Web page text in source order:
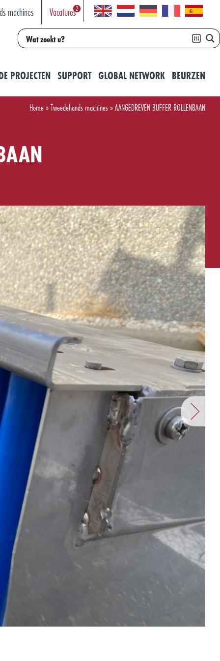
machines Vacatures2
PROJECTEN SUPPORT GLOBAL NETWORK BEURZEN
Home»Tweedehands machines»AANGEDREVEN BUFFER ROLLENBAAN